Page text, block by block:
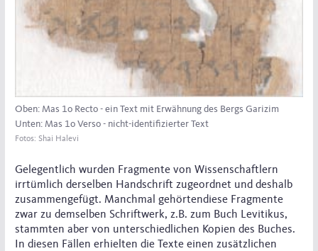
Oben: Mas 1o Recto - ein Text mit Erwähnung des Bergs Garizim
Unten: Mas 1o Verso - nicht-identifizierter Text
Fotos: Shai Halevi
Gelegentlich wurden Fragmente von Wissenschaftlern
irrtümlich derselben Handschrift zugeordnet und deshalb
zusammengefügt. Manchmal gehörtendiese Fragmente
zwar zu demselben Schriftwerk, z.B. zum Buch Levitikus,
stammten aber von unterschiedlichen Kopien des Buches.
In diesen Fällen erhielten die Texte einen zusätzlichen